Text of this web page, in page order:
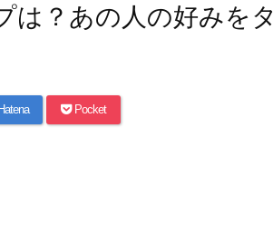
は？あの人の好みをタ
Hatena Pocket